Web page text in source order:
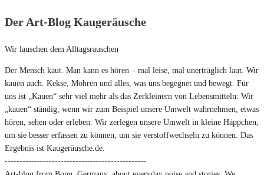
Der Art-Blog Kaugeräusche
Wir lauschen dem Alltagsrauschen
Der Mensch kaut. Man kann es hören – mal leise, mal unerträglich laut. Wir
kauen auch. Kekse, Möhren und alles, was uns begegnet und bewegt. Für
uns ist „Kauen“ sehr viel mehr als das Zerkleinern von Lebensmitteln: Wir
„kauen“ ständig, wenn wir zum Beispiel unsere Umwelt wahrnehmen, etwas
hören, sehen oder erleben. Wir zerlegen unsere Umwelt in kleine Häppchen,
um sie besser erfassen zu können, um sie verstoffwechseln zu können. Das
Ergebnis ist Kaugeräusche.de.
------------------------------------------------